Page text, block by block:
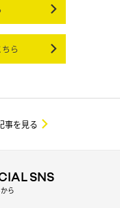
ら
事を見る
SNS
ら